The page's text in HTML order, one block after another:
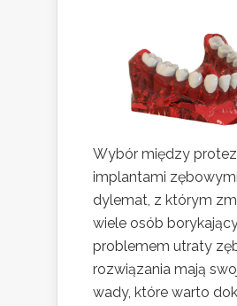
Wybór między
implantami
dylemat, z którym
wiele osób
problemem utraty
rozwiązania mają
wady, które warto